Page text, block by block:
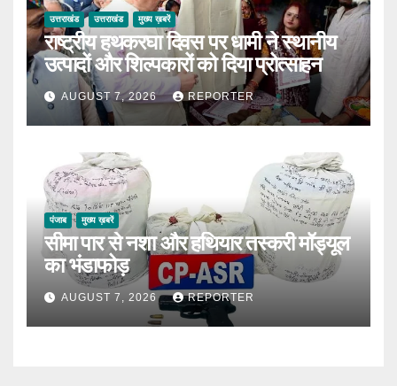
उत्तराखंड उत्तराखंड मुख्य ख़बरें
राष्ट्रीय हथकरघा दिवस पर धामी ने स्थानीय
उत्पादों और शिल्पकारों को दिया प्रोत्साहन
AUGUST 7, 2026 REPORTER
पंजाब मुख्य ख़बरें
सीमा पार से नशा और हथियार तस्करी मॉड्यूल
का भंडाफोड़
AUGUST 7, 2026 REPORTER